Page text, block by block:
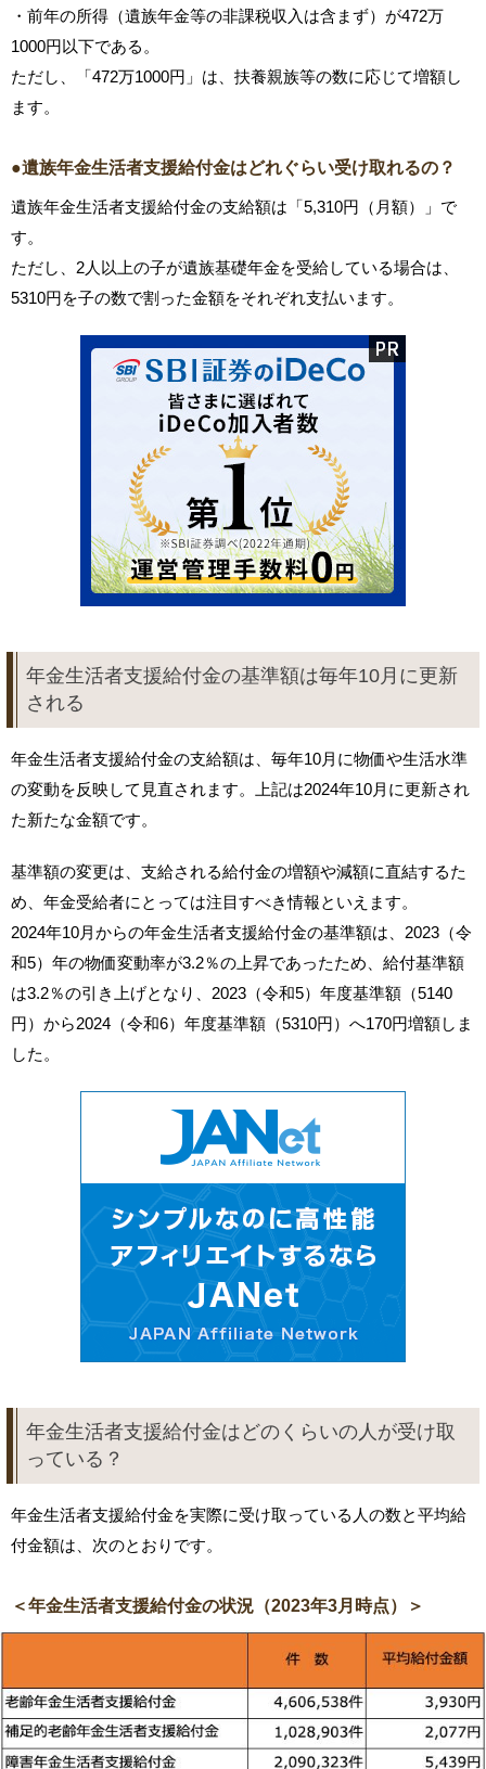
・前年の所得（遺族年金等の非課税収入は含まず）が472万
1000円以下である。
ただし、「472万1000円」は、扶養親族等の数に応じて増額し
ます。
●遺族年金生活者支援給付金はどれぐらい受け取れるの？
遺族年金生活者支援給付金の支給額は「5,310円（月額）」で
す。
ただし、2人以上の子が遺族基礎年金を受給している場合は、
5310円を子の数で割った金額をそれぞれ支払います。
年金生活者支援給付金の基準額は毎年10月に更新
される
年金生活者支援給付金の支給額は、毎年10月に物価や生活水準
の変動を反映して見直されます。上記は2024年10月に更新され
た新たな金額です。
基準額の変更は、支給される給付金の増額や減額に直結するた
め、年金受給者にとっては注目すべき情報といえます。
2024年10月からの年金生活者支援給付金の基準額は、2023（令
和5）年の物価変動率が3.2％の上昇であったため、給付基準額
は3.2％の引き上げとなり、2023（令和5）年度基準額（5140
円）から2024（令和6）年度基準額（5310円）へ170円増額しま
した。
年金生活者支援給付金はどのくらいの人が受け取
っている？
年金生活者支援給付金を実際に受け取っている人の数と平均給
付金額は、次のとおりです。
＜年金生活者支援給付金の状況（2023年3月時点）＞